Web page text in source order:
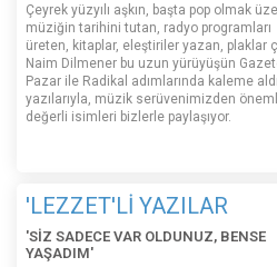
Çeyrek yüzyılı aşkın, başta pop olmak
müziğin tarihini tutan, radyo programları
üreten, kitaplar, eleştiriler yazan, plaklar
Naim Dilmener bu uzun yürüyüşün
Pazar ile Radikal adımlarında kaleme
yazılarıyla, müzik serüvenimizden
değerli isimleri bizlerle paylaşıyor.
'LEZZET'Lİ YAZILAR
'SİZ SADECE VAR OLDUNUZ, BENSE
YAŞADIM'